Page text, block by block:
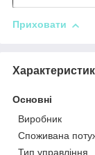
Приховати
Основні
Виробник
Споживана
Тип управління